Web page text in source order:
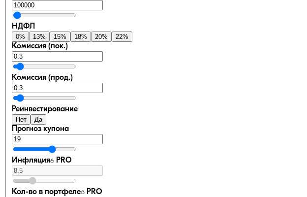
НДФЛ
0% 13% 15% 18% 20% 22%
Комиссия (пок.)
Комиссия (прод.)
Реинвестирование
Нет Да
Прогноз купона
Инфляция PRO
Кол-во в портфеле PRO